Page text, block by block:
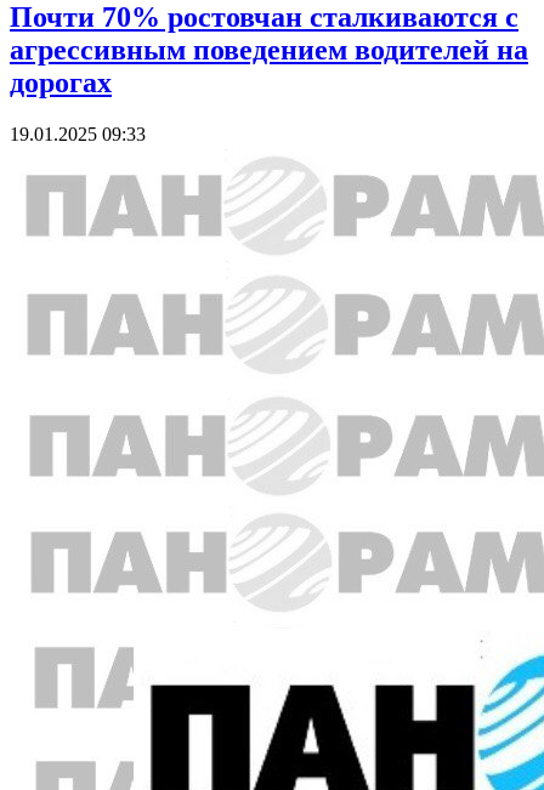
Почти 70% ростовчан сталкиваются с
агрессивным поведением водителей на
дорогах
19.01.2025 09:33